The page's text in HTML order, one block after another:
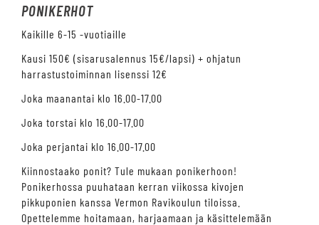
PONIKERHOT
Kaikille 6-15 -vuotiaille
Kausi 150€ (sisarusalennus 15€/lapsi) + ohjatun
harrastustoiminnan lisenssi 12€
Joka maanantai klo 16.00-17.00
Joka torstai klo 16.00-17.00
Joka perjantai klo 16.00-17.00
Kiinnostaako ponit? Tule mukaan ponikerhoon!
Ponikerhossa puuhataan kerran viikossa kivojen
pikkuponien kanssa Vermon Ravikoulun tiloissa.
Opettelemme hoitamaan, harjaamaan ja käsittelemään